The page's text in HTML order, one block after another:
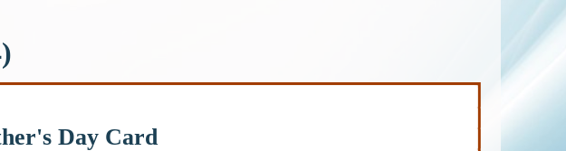
Day Card